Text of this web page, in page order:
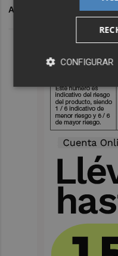
ARCHIVADO EN ENDESA
CONFIGURAR